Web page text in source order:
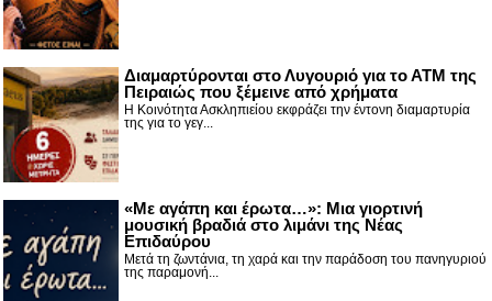
Διαμαρτύρονται στο Λυγουριό για το ΑΤΜ της
Πειραιώς που ξέμεινε από χρήματα
Η Κοινότητα Ασκληπιείου εκφράζει την έντονη διαμαρτυρία
της για το γεγ...
«Με αγάπη και έρωτα…»: Μια γιορτινή
μουσική βραδιά στο λιμάνι της Νέας
Επιδαύρου
Μετά τη ζωντάνια, τη χαρά και την παράδοση του πανηγυριού
της παραμονή...